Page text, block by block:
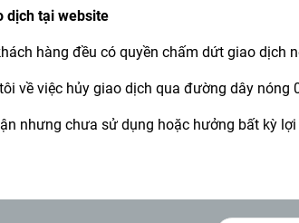
dịch tại website
hàng đều có quyền chấm dứt giao dịch
về việc hủy giao dịch qua đường dây nóng
nhưng chưa sử dụng hoặc hưởng bất kỳ